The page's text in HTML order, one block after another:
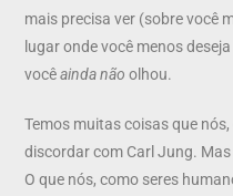
mais precisa ver (sobre você
lugar onde você menos
vocêainda não olhou.
Temos muitas coisas que
discordar com Carl Jung.
O que nós, como seres